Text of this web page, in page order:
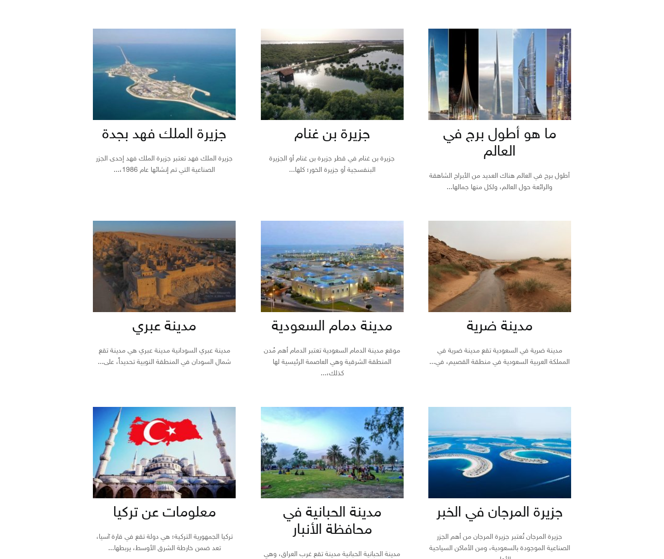
ما هو أطول برج في
العالم
أطول برج في العالم هناك العديد من الأبراج الشاهقة
والرائعة حول العالم، ولكل منها جمالها...
جزيرة بن غنام
جزيرة بن غنام في قطر جزيرة بن غنام أو الجزيرة
البنفسجية أو جزيرة الخور؛ كلها...
جزيرة الملك فهد بجدة
جزيرة الملك فهد تعتبر جزيرة الملك فهد إحدى الجزر
الصناعية التي تم إنشائها عام 1986،...
مدينة ضرية
مدينة ضرية في السعودية تقع مدينة ضرية في
المملكة العربية السعودية في منطقة القصيم، في...
مدينة دمام السعودية
موقع مدينة الدمام السعودية تعتبر الدمام أهم مُدن
المنطقة الشرقية وهي العاصمة الرئيسية لها
كذلك،...
مدينة عبري
مدينة عبري السودانية مدينة عبري هي مدينة تقع
شمال السودان في المنطقة النوبية تحديداً، على...
جزيرة المرجان في الخبر
جزيرة المرجان تُعتبر جزيرة المرجان من أهم الجزر
الصناعية الموجودة بالسعودية، ومن الأماكن السياحية
مدينة الحبانية في
محافظة الأنبار
مدينة الحبانية الحبانية مدينة تقع غرب العراق، وهي
معلومات عن تركيا
تركيا الجمهورية التركية؛ هي دولة تقع في قارة آسيا،
تعد ضمن خارطة الشرق الأوسط، يربطها...